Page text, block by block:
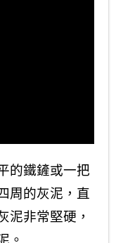
的鐵鏟或一把
周的灰泥，直
泥非常堅硬，
。